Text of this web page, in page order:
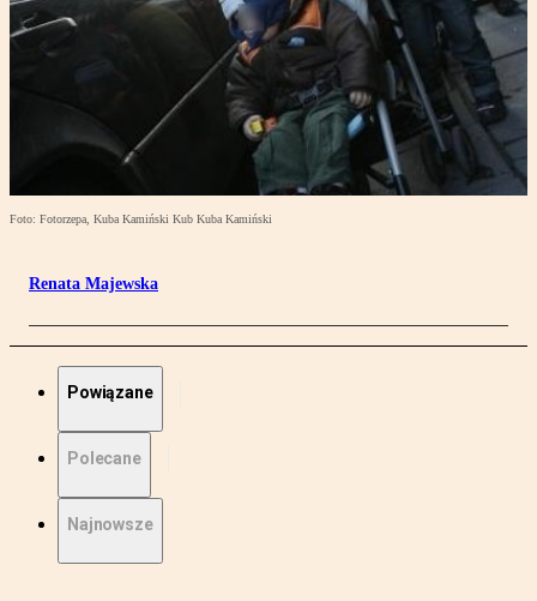
Foto: Fotorzepa, Kuba Kamiński Kub Kuba Kamiński
Renata Majewska
Powiązane
Polecane
Najnowsze